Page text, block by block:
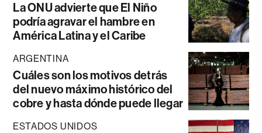
La ONU advierte que El Niño
podría agravar el hambre en
América Latina y el Caribe
ARGENTINA
Cuáles son los motivos detrás
del nuevo máximo histórico del
cobre y hasta dónde puede llegar
ESTADOS UNIDOS